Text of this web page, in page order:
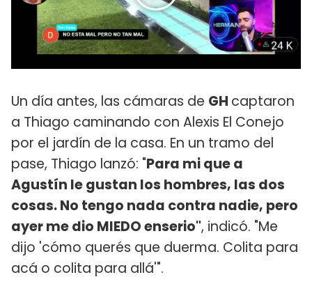
Un día antes, las cámaras de GH captaron
a Thiago caminando con Alexis El Conejo
por el jardín de la casa. En un tramo del
pase, Thiago lanzó: "Para mi que a
Agustín le gustan los hombres, las dos
cosas. No tengo nada contra nadie, pero
ayer me dio MIEDO enserio", indicó. "Me
dijo 'cómo querés que duerma. Colita para
acá o colita para allá'".